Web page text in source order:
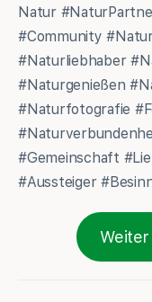
Natur
#Community
#Naturliebhaber
#Naturgenießen
#Naturfotografie
#Gemeinschaft
#Aussteiger